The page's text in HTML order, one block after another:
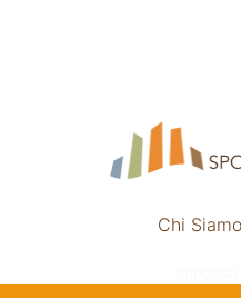
Chi Siamo